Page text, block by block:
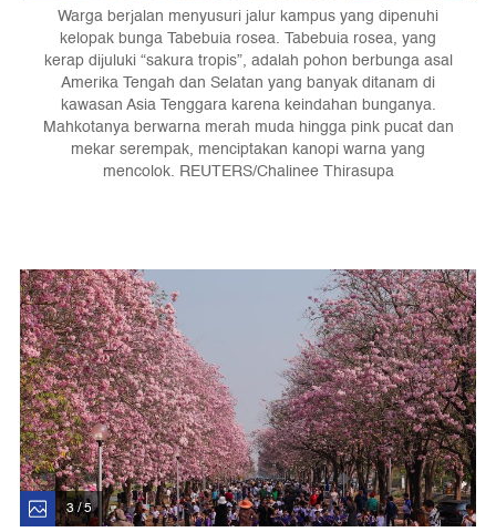
Warga berjalan menyusuri jalur kampus yang dipenuhi
kelopak bunga Tabebuia rosea. Tabebuia rosea, yang
kerap dijuluki “sakura tropis”, adalah pohon berbunga asal
Amerika Tengah dan Selatan yang banyak ditanam di
kawasan Asia Tenggara karena keindahan bunganya.
Mahkotanya berwarna merah muda hingga pink pucat dan
mekar serempak, menciptakan kanopi warna yang
mencolok. REUTERS/Chalinee Thirasupa
3 / 5